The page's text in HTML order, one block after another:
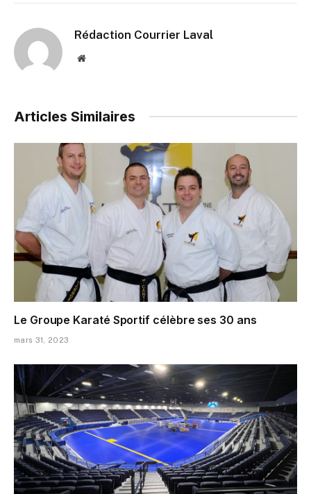
Rédaction Courrier Laval
Website
Articles Similaires
Le Groupe Karaté Sportif célèbre ses 30 ans
mars 31, 2023